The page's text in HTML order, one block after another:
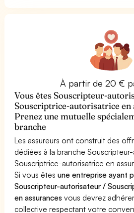
À partir de 20 €
Vous êtes Souscripteur-
Souscriptrice-autorisatrice en
Prenez une mutuelle
branche
Les assureurs ont construit des
dédiées à la branche
Souscriptrice-autorisatrice en
Si vous êtesune entreprise ayant
Souscripteur-autorisateur /
en assurances vous devrez
collective respectant votre